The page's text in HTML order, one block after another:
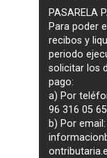
PASARELA
Para poder
recibos y
periodo
solicitar los
pago:
a) Por
96 316 05
b) Por email: